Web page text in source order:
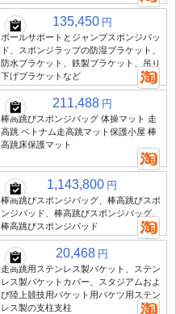
135,450 円
ポールサポートとジャンプスポンジパッ
ド、スポンジラップの防湿ブラケット、
防水ブラケット、鉄製ブラケット、吊り
下げブラケットなど
211,488 円
棒高跳びスポンジバッグ 体操マット 走
高跳 ベトナム走高跳マット保護小屋 棒
高跳床保護マット
1,143,800 円
棒高跳びスポンジバッグ、棒高跳びスポ
ンジパッド、棒高跳びスポンジバッグ、
棒高跳びスポンジパッド
20,468 円
走高跳用ステンレス製バケット、ステン
レス製バケットカバー、スタジアムおよ
び陸上競技用バケット用バケツ用ステン
レス製の支柱支柱